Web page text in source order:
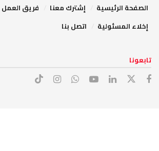
الصفحة الرئيسية
إشترك معنا
فريق العمل
إخلاء المسئولية
اتصل بنا
تابعونا